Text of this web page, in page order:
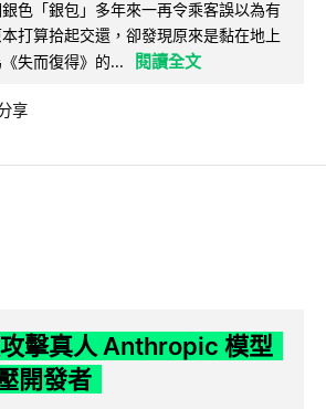
色「銀包」多年來一再令乘客誤以為有
打算拾起交還，卻發現原來是黏在地上
失而復得》的...
閱讀全文
享
擊真人 Anthropic 模型
開發者